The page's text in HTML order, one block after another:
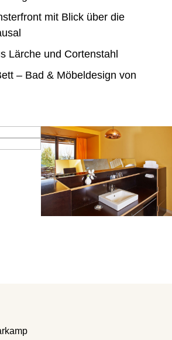
mit Blick über die
Lärche und Cortenstahl
– Bad & Möbeldesign von